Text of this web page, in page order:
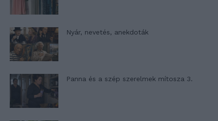
Nyár, nevetés, anekdoták
Panna és a szép szerelmek mítosza 3.